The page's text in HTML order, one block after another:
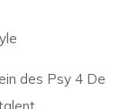
des Psy 4 De